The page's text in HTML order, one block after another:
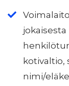
kotivaltio,
nimi/